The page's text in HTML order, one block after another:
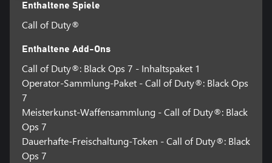
Enthaltene Spiele
Call of Duty®
Enthaltene Add-Ons
Call of Duty®: Black Ops 7 - Inhaltspaket 1
Operator-Sammlung-Paket - Call of Duty®: Black Ops
7
Meisterkunst-Waffensammlung - Call of Duty®: Black
Ops 7
Dauerhafte-Freischaltung-Token - Call of Duty®: Black
Ops 7